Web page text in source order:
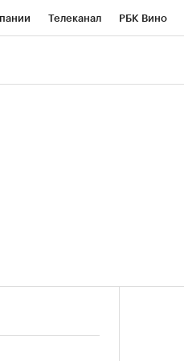
Телеканал РБК Вино